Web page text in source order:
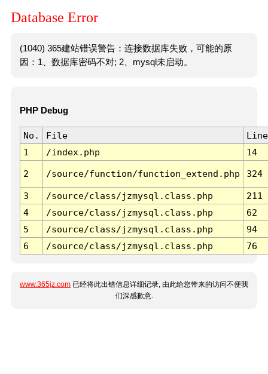
Database Error
(1040) 365建站错误警告：连接数据库失败，可能的原
因：1、数据库密码不对; 2、mysql未启动。
PHP Debug
No. File
Line
1
/index.php 14
2 /source/function/function_extend.php 324
3 /source/class/jzmysql.class.php
211
4
/source/class/jzmysql.class.php
62
5
/source/class/jzmysql.class.php
94
6
/source/class/jzmysql.class.php 76
www.365jz.com 已经将此出错信息详细记录, 由此给您带来的访问不便我
们深感歉意.